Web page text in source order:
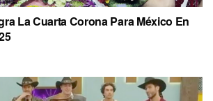
La Cuarta Corona Para México En